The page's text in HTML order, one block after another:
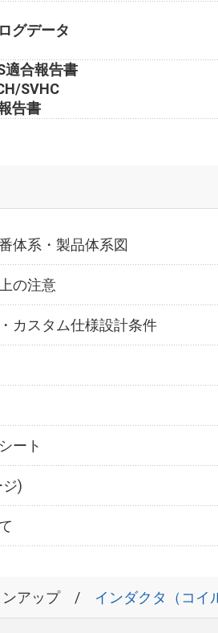
グデータ
適合報告書
SVHC
告書
体系・製品体系図
の注意
カスタム仕様設計条件
ート
)
アップ インダクタ（コイ